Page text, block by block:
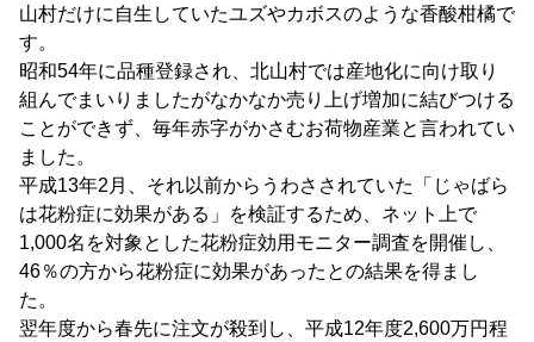
山村だけに自生していたユズやカボスのような香酸柑橘で
す。
昭和54年に品種登録され、北山村では産地化に向け取り
組んでまいりましたがなかなか売り上げ増加に結びつける
ことができず、毎年赤字がかさむお荷物産業と言われてい
ました。
平成13年2月、それ以前からうわさされていた「じゃばら
は花粉症に効果がある」を検証するため、ネット上で
1,000名を対象とした花粉症効用モニター調査を開催し、
46％の方から花粉症に効果があったとの結果を得まし
た。
翌年度から春先に注文が殺到し、平成12年度2,600万円程